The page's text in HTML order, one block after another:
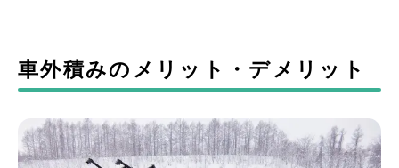
車外積みのメリット・デメリット